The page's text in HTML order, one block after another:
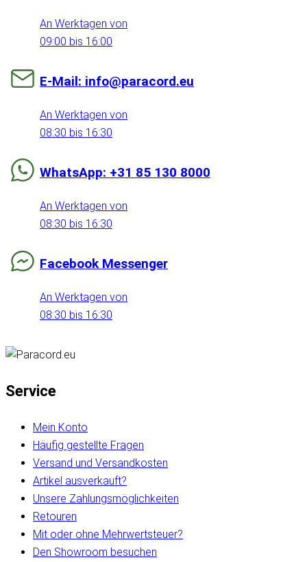
An Werktagen von
09:00 bis 16:00
E-Mail: info@paracord.eu
An Werktagen von
08:30 bis 16:30
WhatsApp: +31 85 130 8000
An Werktagen von
08:30 bis 16:30
Facebook Messenger
An Werktagen von
08:30 bis 16:30
Service
Mein Konto
Häufig gestellte Fragen
Versand und Versandkosten
Artikel ausverkauft?
Unsere Zahlungsmöglichkeiten
Retouren
Mit oder ohne Mehrwertsteuer?
Den Showroom besuchen